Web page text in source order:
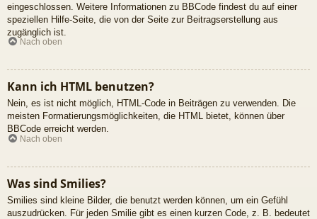
eingeschlossen. Weitere Informationen zu BBCode findest du auf einer
speziellen Hilfe-Seite, die von der Seite zur Beitragserstellung aus
zugänglich ist.
Nach oben
Kann ich HTML benutzen?
Nein, es ist nicht möglich, HTML-Code in Beiträgen zu verwenden. Die
meisten Formatierungsmöglichkeiten, die HTML bietet, können über
BBCode erreicht werden.
Nach oben
Was sind Smilies?
Smilies sind kleine Bilder, die benutzt werden können, um ein Gefühl
auszudrücken. Für jeden Smilie gibt es einen kurzen Code, z. B. bedeutet